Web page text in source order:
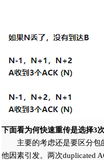
下面看为何快速重传是选择3
主要的考虑还是要区分
他因素引发。两次duplicated